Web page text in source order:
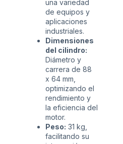
una variedad
de equipos y
aplicaciones
industriales.
Dimensiones
del cilindro:
Diámetro y
carrera de 88
x 64 mm,
optimizando el
rendimiento y
la eficiencia del
motor.
Peso: 31 kg,
facilitando su